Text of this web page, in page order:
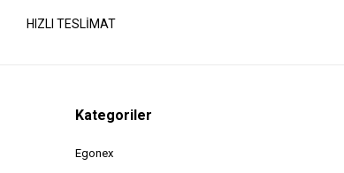
HIZLI TESLİMAT
Kategoriler
Egonex